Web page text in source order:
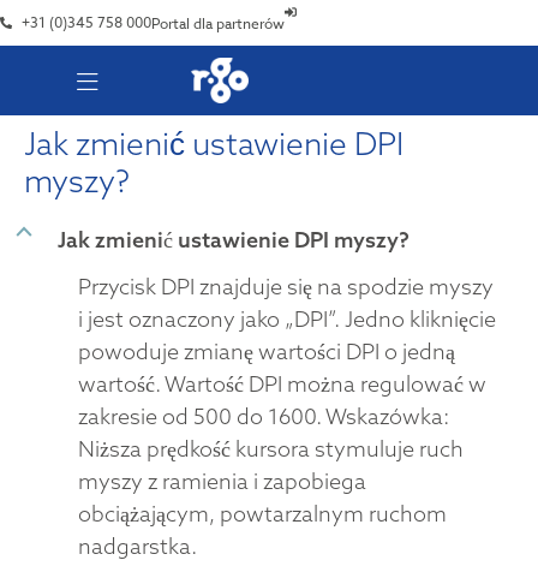
+31 (0)345 758 000Portal dla partnerów
Jak zmienić ustawienie DPI
myszy?
B
Jak zmienić ustawienie DPI myszy?
Przycisk DPI znajduje się na spodzie myszy
i jest oznaczony jako „DPI”. Jedno kliknięcie
powoduje zmianę wartości DPI o jedną
wartość. Wartość DPI można regulować w
zakresie od 500 do 1600. Wskazówka:
Niższa prędkość kursora stymuluje ruch
myszy z ramienia i zapobiega
obciążającym, powtarzalnym ruchom
nadgarstka.